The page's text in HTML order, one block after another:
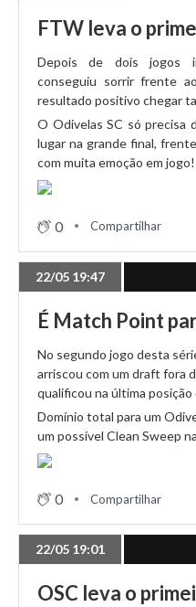
17/04 21:47
Flame Hard vence
17/04 20:47
FTW Esports acelera
temporada!
17/04 19:50
Vitória convincente da
apagada
17/04 18:52
HOF Esports vence
16/04 20:04
Conhece os plantéis do
14/04 14:45
Estes são os confrontos
FTW leva o
Depois de dois jogos
conseguiu sorrir frente
resultado positivo chegar
O Odivelas SC só precisa
lugar na grande final,
com muita emoção em jogo!
0 Compartilhar
22/05 19:47
É Match Point
No segundo jogo desta
arriscou com um draft fora
qualificou na última
Domínio total para um
um possível Clean Sweep
0 Compartilhar
22/05 19:01
OSC leva o